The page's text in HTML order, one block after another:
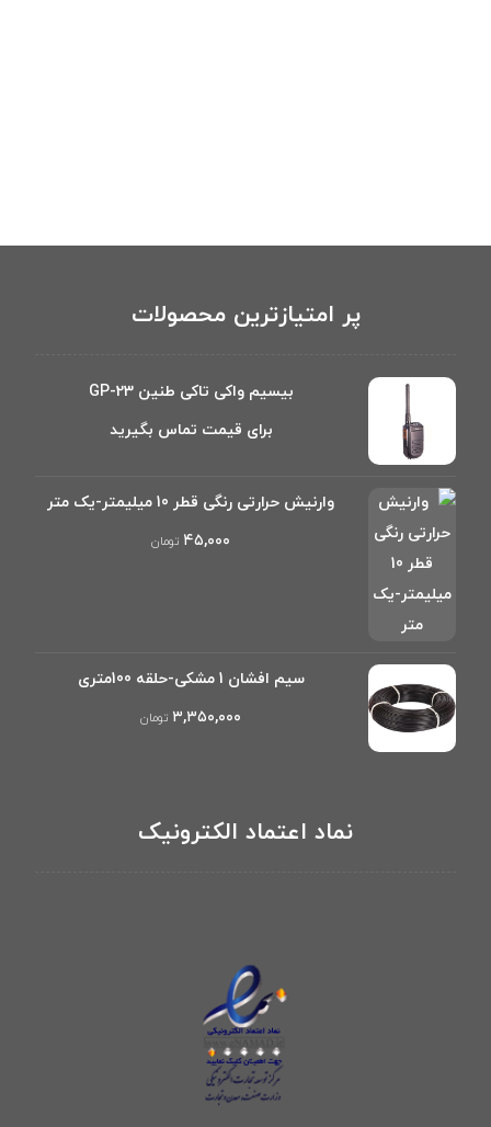
پر امتیازترین محصولات
بیسیم واکی تاکی طنین GP-23
برای قیمت تماس بگیرید
وارنیش حرارتی رنگی قطر 10 میلیمتر-یک متر
۴۵,۰۰۰ تومان
سیم افشان 1 مشکی-حلقه 100متری
۳,۳۵۰,۰۰۰ تومان
نماد اعتماد الکترونیک